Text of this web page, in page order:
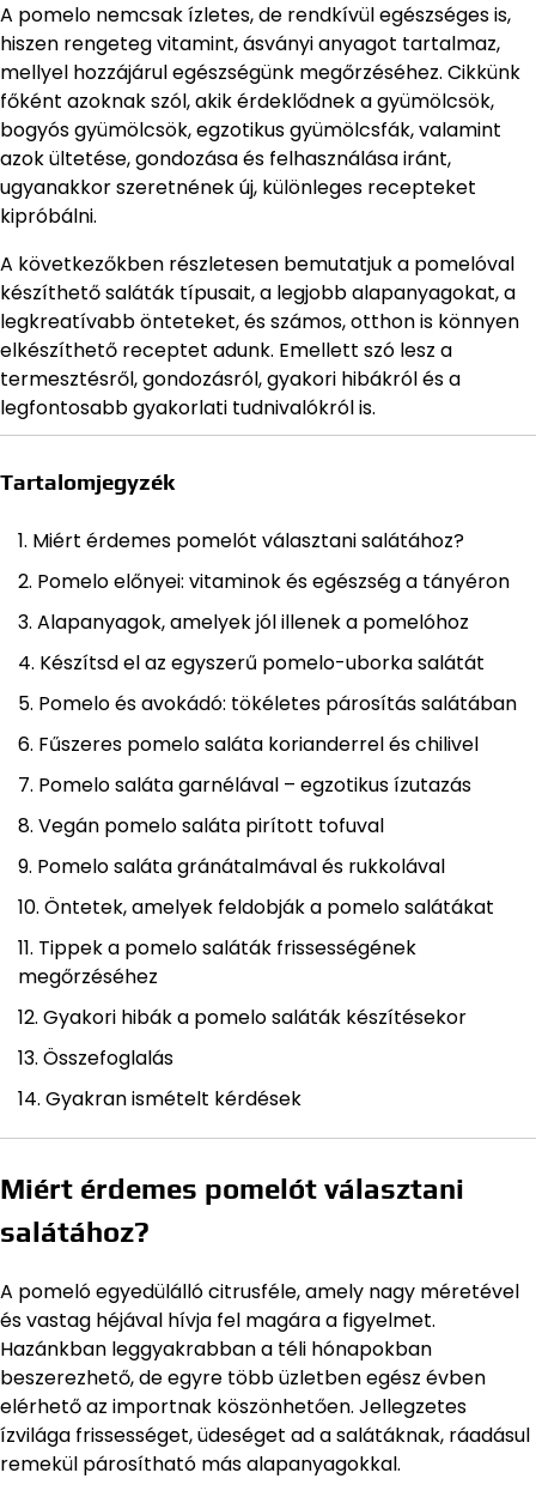
A pomelo nemcsak ízletes, de rendkívül egészséges is,
hiszen rengeteg vitamint, ásványi anyagot tartalmaz,
mellyel hozzájárul egészségünk megőrzéséhez. Cikkünk
főként azoknak szól, akik érdeklődnek a gyümölcsök,
bogyós gyümölcsök, egzotikus gyümölcsfák, valamint
azok ültetése, gondozása és felhasználása iránt,
ugyanakkor szeretnének új, különleges recepteket
kipróbálni.
A következőkben részletesen bemutatjuk a pomelóval
készíthető saláták típusait, a legjobb alapanyagokat, a
legkreatívabb önteteket, és számos, otthon is könnyen
elkészíthető receptet adunk. Emellett szó lesz a
termesztésről, gondozásról, gyakori hibákról és a
legfontosabb gyakorlati tudnivalókról is.
Tartalomjegyzék
Miért érdemes pomelót választani salátához?
Pomelo előnyei: vitaminok és egészség a tányéron
Alapanyagok, amelyek jól illenek a pomelóhoz
Készítsd el az egyszerű pomelo-uborka salátát
Pomelo és avokádó: tökéletes párosítás salátában
Fűszeres pomelo saláta korianderrel és chilivel
Pomelo saláta garnélával – egzotikus ízutazás
Vegán pomelo saláta pirított tofuval
Pomelo saláta gránátalmával és rukkolával
Öntetek, amelyek feldobják a pomelo salátákat
Tippek a pomelo saláták frissességének
megőrzéséhez
Gyakori hibák a pomelo saláták készítésekor
Összefoglalás
Gyakran ismételt kérdések
Miért érdemes pomelót választani
salátához?
A pomeló egyedülálló citrusféle, amely nagy méretével
és vastag héjával hívja fel magára a figyelmet.
Hazánkban leggyakrabban a téli hónapokban
beszerezhető, de egyre több üzletben egész évben
elérhető az importnak köszönhetően. Jellegzetes
ízvilága frissességet, üdeséget ad a salátáknak, ráadásul
remekül párosítható más alapanyagokkal.